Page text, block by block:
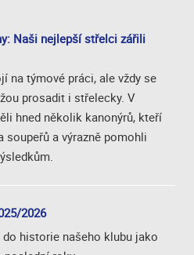
Naši nejlepší střelci zářili
na týmové práci, ale vždy se
prosadit i střelecky. V
hned několik kanonýrů, kteří
soupeřů a výrazně pomohli
2026
historie našeho klubu jako